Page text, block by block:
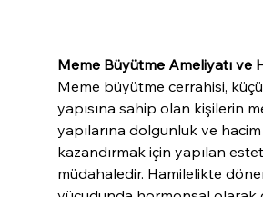
Meme Büyütme Ameliyatı ve
Meme büyütme cerrahisi,
yapısına sahip olan kişilerin
yapılarına dolgunluk ve hacim
kazandırmak için yapılan
müdahaledir. Hamilelikte